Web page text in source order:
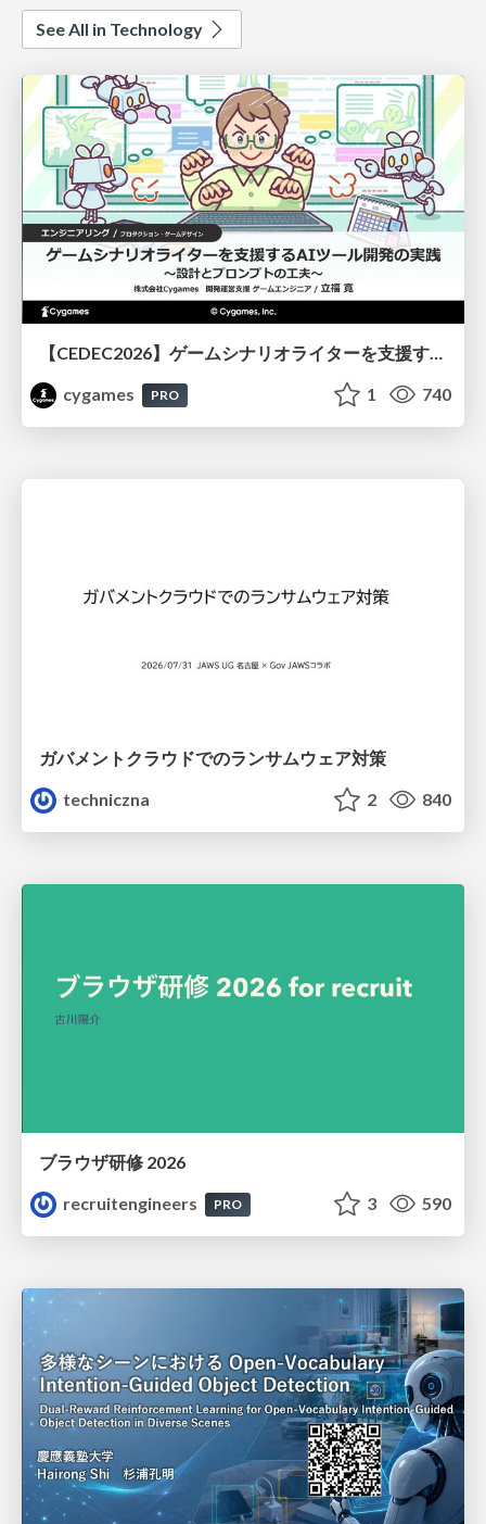
See All in Technology
【CEDEC2026】ゲームシナリオライターを支援するAIツール開発の実践 ― 設計とプロンプトの工夫 ―
cygames
PRO 1 740
ガバメントクラウドでのランサムウェア対策
techniczna
2 840
ブラウザ研修 2026
recruitengineers
PRO 3 590